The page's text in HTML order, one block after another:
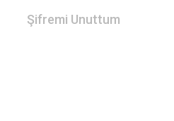
Şifremi Unuttum